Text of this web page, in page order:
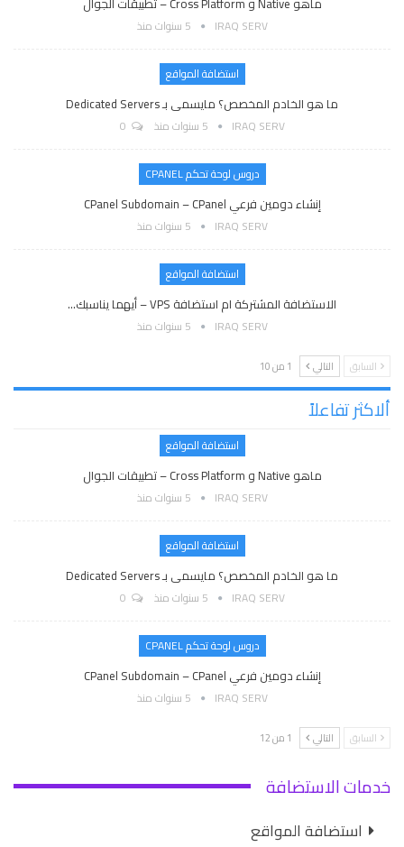
IRAQ SERV 5 سنوات منذ
استضافة المواقع
ما هو الخادم المخصص؟ مايسمى بـ Dedicated Servers
IRAQ SERV 5 سنوات منذ
دروس لوحة تحكم CPANEL
إنشاء دومين فرعي CPanel Subdomain – CPanel
IRAQ SERV 5 سنوات منذ
استضافة المواقع
الاستضافة المشتركة ام استضافة VPS – أيهما يناسبك…
IRAQ SERV 5 سنوات منذ
السابق التالي 1 من 10
ألاكثر تفاعلاً
استضافة المواقع
ماهو Native و Cross Platform – تطبيقات الجوال
IRAQ SERV 5 سنوات منذ
استضافة المواقع
ما هو الخادم المخصص؟ مايسمى بـ Dedicated Servers
IRAQ SERV 5 سنوات منذ
دروس لوحة تحكم CPANEL
إنشاء دومين فرعي CPanel Subdomain – CPanel
IRAQ SERV 5 سنوات منذ
السابق التالي 1 من 12
خدمات الاستضافة
استضافة المواقع